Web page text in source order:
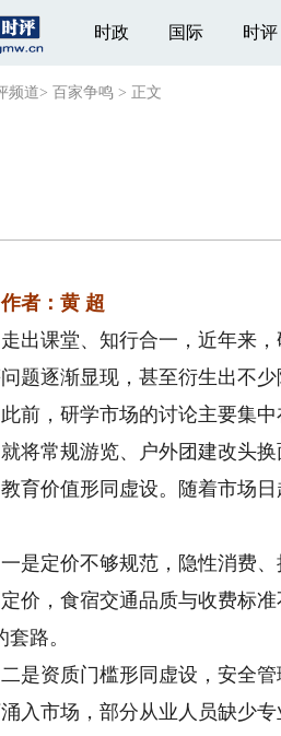
时政 国际 时评
频道> 百家争鸣 > 正文
：黄 超
课堂、知行合一，近年来，
题逐渐显现，甚至衍生出不
，研学市场的讨论主要集中
将常规游览、户外团建改头
育价值形同虚设。随着市场
定价不够规范，隐性消费、
价，食宿交通品质与收费标
套路。
资质门槛形同虚设，安全管
入市场，部分从业人员缺少